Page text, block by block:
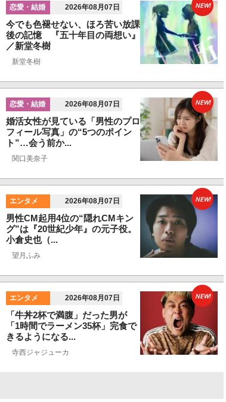
恋愛・結婚 2026年08月07日
今でも色褪せない、ほろ苦い放課
後の記憶 『五十年目の両想い』
／新堂冬樹
新堂冬樹
NEW!
恋愛・結婚 2026年08月07日
婚活女性が見ている「男性のプロ
フィール写真」の“5つのポイン
ト”…会う前か...
関口美奈子
NEW!
エンタメ 2026年08月07日
男性CM起用4位の“隠れCMキン
グ”は『20世紀少年』の元子役。
小倉史也（...
望月ふみ
NEW!
エンタメ 2026年08月07日
「牛丼2杯で満腹」だった男が
「1時間でラーメン35杯」完食で
きるようになる...
寺西ジャジューカ
NEW!